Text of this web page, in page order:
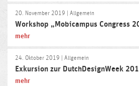
20. November 2019 | Allgemein
Workshop „Mobicampus Congress
mehr
24. Oktober 2019 | Allgemein
Exkursion zur DutchDesignWeek
mehr